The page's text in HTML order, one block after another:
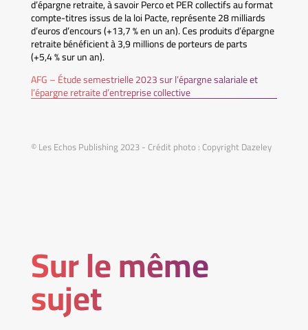
d’épargne retraite, à savoir Perco et PER collectifs au format
compte-titres issus de la loi Pacte, représente 28 milliards
d’euros d’encours (+13,7 % en un an). Ces produits d’épargne
retraite bénéficient à 3,9 millions de porteurs de parts
(+5,4 % sur un an).
AFG – Étude semestrielle 2023 sur l’épargne salariale et
l’épargne retraite d’entreprise collective
© Les Echos Publishing 2023 - Crédit photo : Copyright Dazeley
Sur le même
sujet